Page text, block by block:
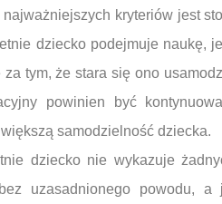
kryteriów jest
dziecko podejmuje naukę,
tym, że stara się ono
powinien być
samodzielność dziecka.
dziecko nie wykazuje
uzasadnionego powodu,